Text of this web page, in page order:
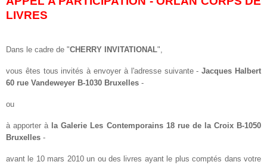
LIVRES
Dans le cadre de "CHERRY INVITATIONAL",
vous êtes tous invités à envoyer à l'adresse suivante -Jacques Halbert
60 rue Vandeweyer B-1030 Bruxelles -
ou
à apporter à la Galerie Les Contemporains 18 rue de la Croix B-1050
Bruxelles -
avant le 10 mars 2010 un ou des livres ayant le plus comptés dans votre